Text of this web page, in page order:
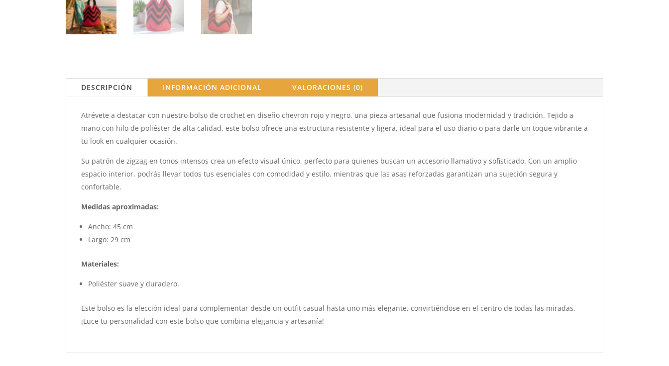
DESCRIPCIÓN INFORMACIÓN ADICIONAL VALORACIONES (0)
Atrévete a destacar con nuestro bolso de crochet en diseño chevron rojo y negro, una pieza artesanal que fusiona modernidad y tradición. Tejido a
mano con hilo de poliéster de alta calidad, este bolso ofrece una estructura resistente y ligera, ideal para el uso diario o para darle un toque vibrante a
tu look en cualquier ocasión.
Su patrón de zigzag en tonos intensos crea un efecto visual único, perfecto para quienes buscan un accesorio llamativo y sofisticado. Con un amplio
espacio interior, podrás llevar todos tus esenciales con comodidad y estilo, mientras que las asas reforzadas garantizan una sujeción segura y
confortable.
Medidas aproximadas:
Ancho: 45 cm
Largo: 29 cm
Materiales:
Poliéster suave y duradero.
Este bolso es la elección ideal para complementar desde un outfit casual hasta uno más elegante, convirtiéndose en el centro de todas las miradas.
¡Luce tu personalidad con este bolso que combina elegancia y artesanía!